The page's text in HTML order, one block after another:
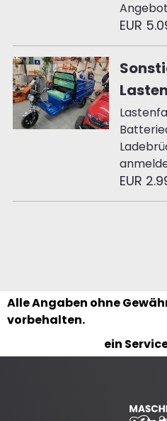
EUR
EUR
Alle Angaben ohne
vorbehalten.
ein